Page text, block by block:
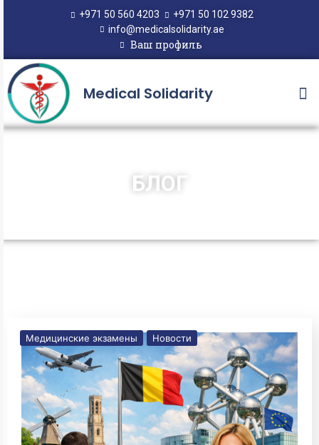
+971 50 560 4203
+971 50 102 9382
info@medicalsolidarity.ae
Ваш профиль
Medical Solidarity
БЛОГ
Медицинские экзамены Новости